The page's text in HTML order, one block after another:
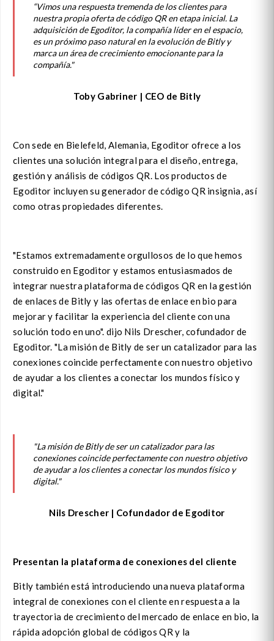
“Vimos una respuesta tremenda de los clientes para
nuestra propia oferta de código QR en etapa inicial. La
adquisición de Egoditor, la compañía líder en el espacio,
es un próximo paso natural en la evolución de Bitly y
marca un área de crecimiento emocionante para la
compañía."
Toby Gabriner | CEO de Bitly
Con sede en Bielefeld, Alemania, Egoditor ofrece a los
clientes una solución integral para el diseño, entrega,
gestión y análisis de códigos QR. Los productos de
Egoditor incluyen su generador de código QR insignia, así
como otras propiedades diferentes.
"Estamos extremadamente orgullosos de lo que hemos
construido en Egoditor y estamos entusiasmados de
integrar nuestra plataforma de códigos QR en la gestión
de enlaces de Bitly y las ofertas de enlace en bio para
mejorar y facilitar la experiencia del cliente con una
solución todo en uno". dijo Nils Drescher, cofundador de
Egoditor. "La misión de Bitly de ser un catalizador para las
conexiones coincide perfectamente con nuestro objetivo
de ayudar a los clientes a conectar los mundos físico y
digital."
"La misión de Bitly de ser un catalizador para las
conexiones coincide perfectamente con nuestro objetivo
de ayudar a los clientes a conectar los mundos físico y
digital."
Nils Drescher | Cofundador de Egoditor
Presentan la plataforma de conexiones del cliente
Bitly también está introduciendo una nueva plataforma
integral de conexiones con el cliente en respuesta a la
trayectoria de crecimiento del mercado de enlace en bio, la
rápida adopción global de códigos QR y la